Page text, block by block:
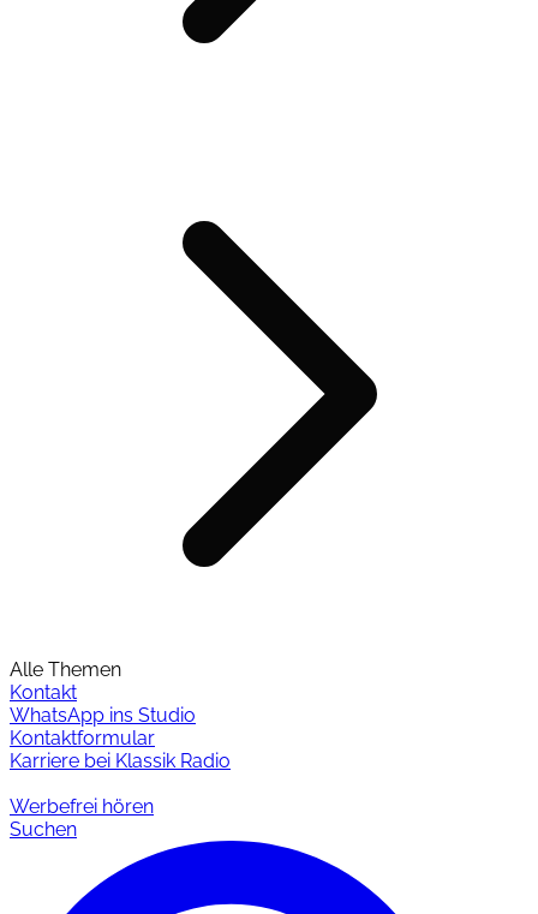
Alle Themen
Kontakt
WhatsApp ins Studio
Kontaktformular
Karriere bei Klassik Radio
Werbefrei hören
Suchen